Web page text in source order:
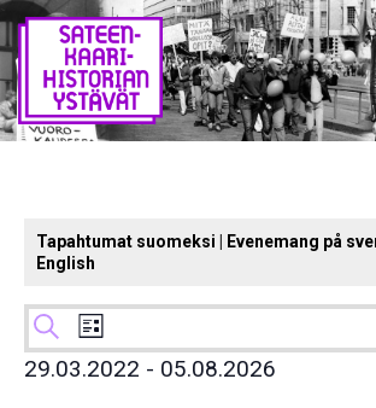
Skip
content
Tapahtumat suomeksi Evenemang på
English
Events
Search
Search
Event
Views
List
29.03.2022 - 05.08.2026